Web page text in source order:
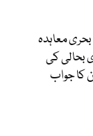
معاہدہ
بحالی کی
کا جواب